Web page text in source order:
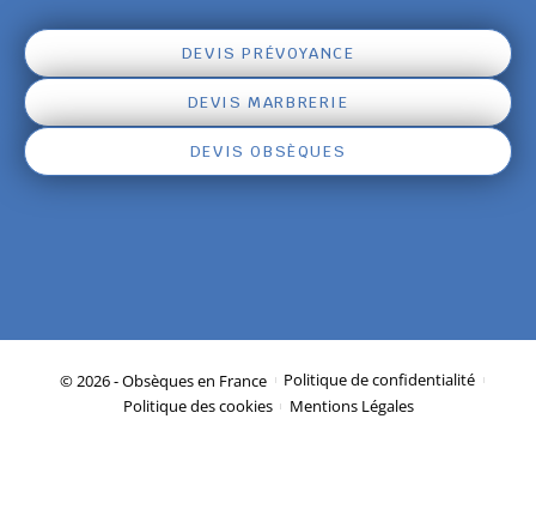
DEVIS PRÉVOYANCE
DEVIS MARBRERIE
DEVIS OBSÈQUES
© 2026 - Obsèques en France
Politique de confidentialité
Politique des cookies
Mentions Légales